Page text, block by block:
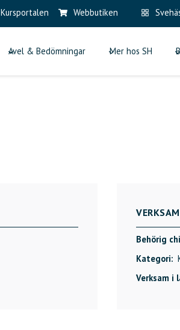
Kursportalen Webbutiken
Avel & Bedömningar Mer hos SH
VERKSAM
Behörig
Kategori:
Verksam i